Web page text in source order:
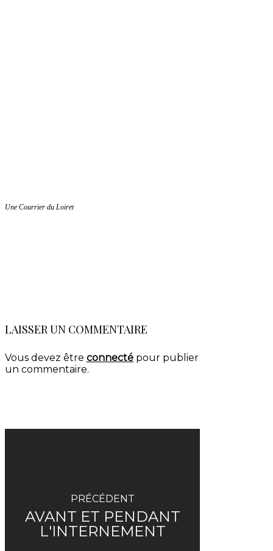
Une Courrier du Loiret
LAISSER UN COMMENTAIRE
Vous devez être connecté pour publier
un commentaire.
PRÉCÉDENT
AVANT ET PENDANT
L'INTERNEMENT